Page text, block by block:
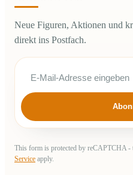
Neue Figuren, Aktionen und
direkt ins Postfach.
This form is protected by reCAPTCHA -
Service apply.